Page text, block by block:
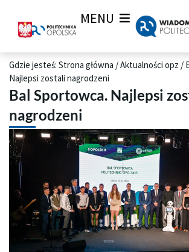
MENU
Gdzie jesteś: Strona główna /Aktualności opz /
Najlepsi zostali nagrodzeni
Bal Sportowca. Najlepsi
nagrodzeni